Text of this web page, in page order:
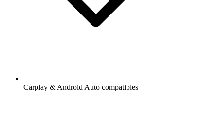
Carplay & Android Auto compatibles